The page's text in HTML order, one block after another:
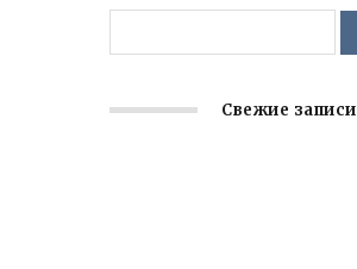
Свежие записи